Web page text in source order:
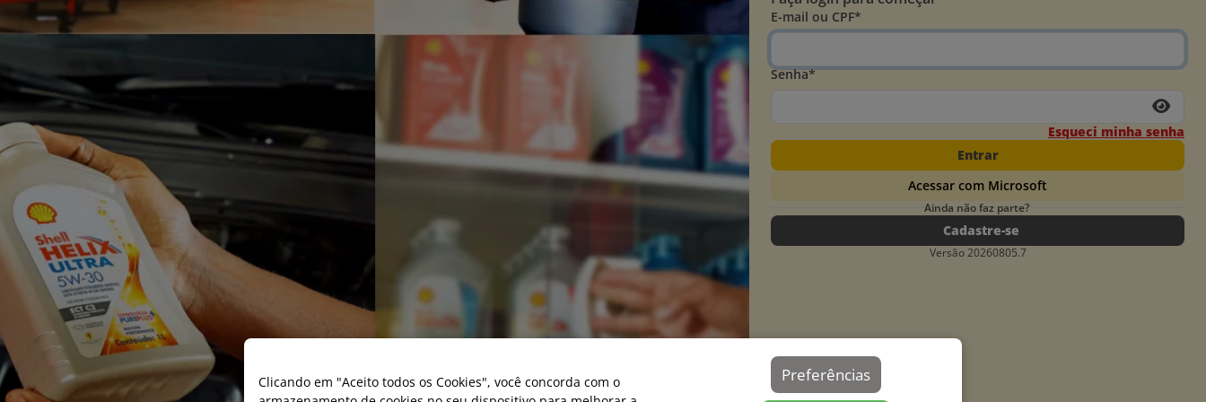
Clicando em "Aceito todos os Cookies", você concorda com o
Preferências
E-mail ou CPF*
Senha*
Esqueci minha senha
Entrar
Acessar com Microsoft
Ainda não faz parte?
Cadastre-se
Versão 20260805.7